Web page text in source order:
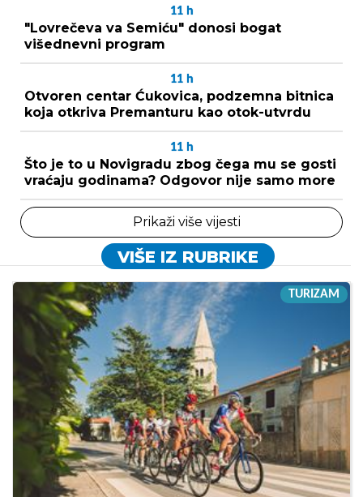
11 h
"Lovrečeva va Semiću" donosi bogat
višednevni program
11 h
Otvoren centar Ćukovica, podzemna bitnica
koja otkriva Premanturu kao otok-utvrdu
11 h
Što je to u Novigradu zbog čega mu se gosti
vraćaju godinama? Odgovor nije samo more
Prikaži više vijesti
VIŠE IZ RUBRIKE
TURIZAM